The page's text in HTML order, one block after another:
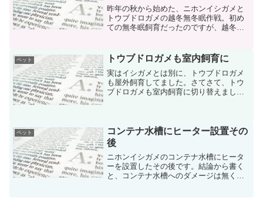
昨年の秋から始めた、ニホンイシガメと
トウブドロガメの越冬無冬眠作戦。初め
ての無冬眠飼育だったのですが、越冬作
ペット トウブドロガメも室内飼育に
実はイシガメとは別に、トウブドロガメ
も屋外飼育してました。さてさて、トウ
ブドロガメも室内飼育に切り替えまし
ペット
コンテナ水槽にヒーター設置その
後
ニホンイシガメのコンテナ水槽にヒータ
ーを設置したその後です。結論から書く
と、コンテナ水槽へのダメージは無く、